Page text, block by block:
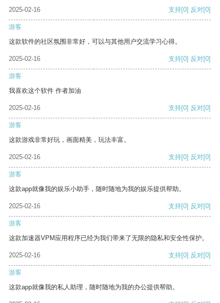
2025-02-16
支持[0] 反对[0]
游客
这款软件的社区氛围非常好，可以与其他用户交流学习心得。
2025-02-16 支持[0] 反对[0]
游客
我喜欢这个软件 作者加油
2025-02-16 支持[0] 反对[0]
游客
这款游戏非常好玩，画面精美，玩法丰富。
2025-02-16 支持[0] 反对[0]
游客
这款app就像我的娱乐小助手，随时随地为我的娱乐提供帮助。
2025-02-16 支持[0] 反对[0]
游客
这款加速器VPM应用程序已经为我们带来了无限的隐私和安全性保护。
2025-02-16 支持[0] 反对[0]
游客
这款app就像我的私人助理，随时随地为我的办公提供帮助。